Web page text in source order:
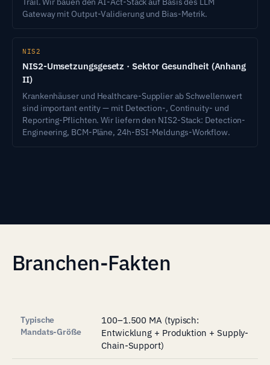
Gateway mit Output-Validierung und Bias-Metrik.
NIS2
NIS2-Umsetzungsgesetz · Sektor Gesundheit (Anhang
II)
Krankenhäuser und Healthcare-Supplier ab Schwellenwert
sind important entity — mit Detection-, Continuity- und
Reporting-Pflichten. Wir liefern den NIS2-Stack: Detection-
Engineering, BCM-Pläne, 24h-BSI-Meldungs-Workflow.
Branchen-Fakten
Typische
Mandats-Größe
100–1.500 MA (typisch:
Entwicklung + Produktion + Supply-
Chain-Support)